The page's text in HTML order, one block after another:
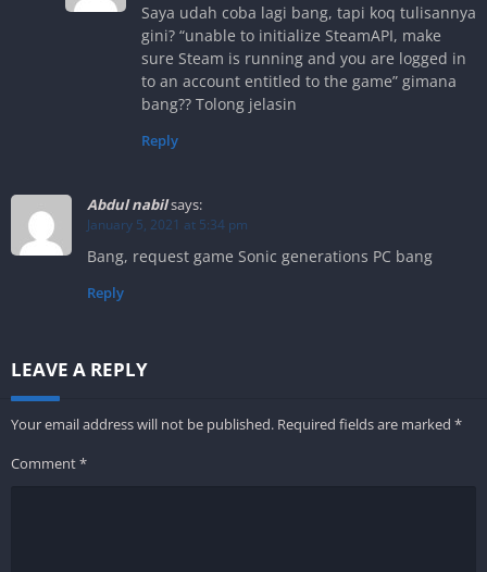
Saya udah coba lagi bang, tapi koq tulisannya
gini? “unable to initialize SteamAPI, make
sure Steam is running and you are logged in
to an account entitled to the game” gimana
bang?? Tolong jelasin
Reply
Abdul nabilsays:
January 5, 2021 at 5:34 pm
Bang, request game Sonic generations PC bang
Reply
LEAVE A REPLY
Your email address will not be published. Required fields are marked *
Comment*